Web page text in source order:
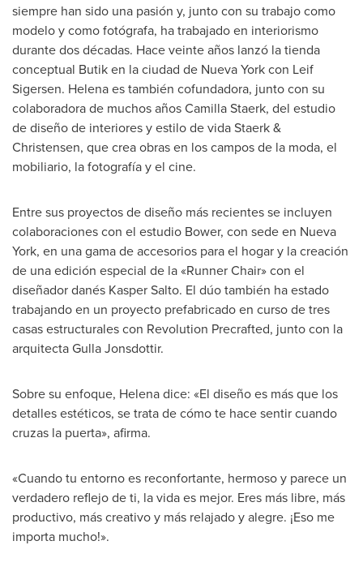
siempre han sido una pasión y, junto con su trabajo como
modelo y como fotógrafa, ha trabajado en interiorismo
durante dos décadas. Hace veinte años lanzó la tienda
conceptual Butik en la ciudad de Nueva Yorkcon Leif
Sigersen. Helena es también cofundadora, junto con su
colaboradora de muchos añosCamilla Staerk, del estudio
de diseño de interiores y estilo de vida Staerk &
Christensen, que crea obras en los campos de la moda, el
mobiliario, la fotografía y el cine.
Entre sus proyectos de diseño más recientes se incluyen
colaboraciones con el estudio Bower, con sede en Nueva
York, en una gama de accesorios para el hogar y la creación
de una edición especial de la «Runner Chair» con el
diseñador danés Kasper Salto. El dúo también ha estado
trabajando en un proyecto prefabricado en curso de tres
casas estructurales con Revolution Precrafted, junto con la
arquitectaGulla Jonsdottir.
Sobre su enfoque, Helena dice: «El diseño es más que los
detalles estéticos, se trata de cómo te hace sentir cuando
cruzas la puerta», afirma.
«Cuando tu entorno es reconfortante, hermoso y parece un
verdadero reflejo de ti, la vida es mejor. Eres más libre, más
productivo, más creativo y más relajado y alegre. ¡Eso me
importa mucho!».